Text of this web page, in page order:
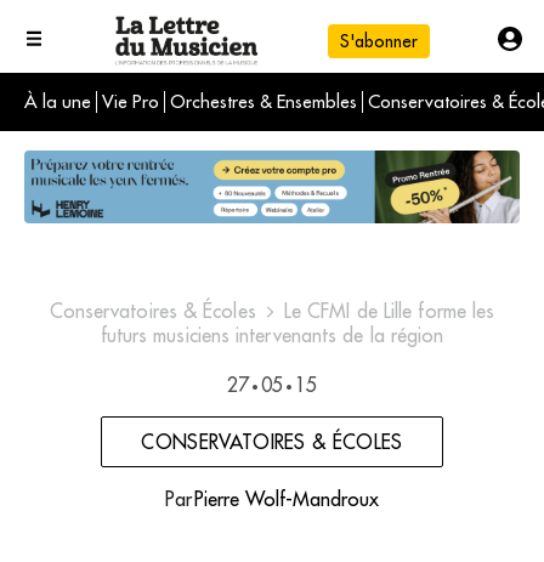
S'abonner
À la une Vie Pro Orchestres & Ensembles Conservatoires &
L'info du jour
Le numéro du mois
International
Conservatoires & Écoles
Le CFMI de Lille forme les
futurs musiciens intervenants de la région
27 • 05 • 15
CONSERVATOIRES & ÉCOLES
Par Pierre Wolf-Mandroux